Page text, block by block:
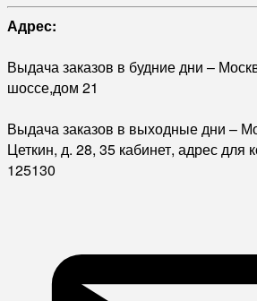
Адрес:
Выдача заказов в будние дни –
шоссе,дом 21
Выдача заказов в выходные дни –
Цеткин, д. 28, 35 кабинет, адрес для
125130